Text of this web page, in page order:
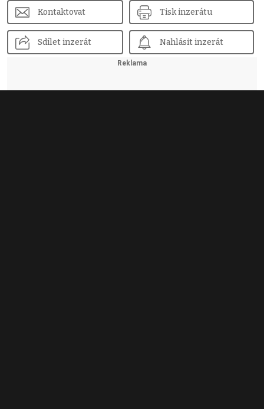
Kontaktovat Tisk inzerátu
Sdílet inzerát Nahlásit inzerát